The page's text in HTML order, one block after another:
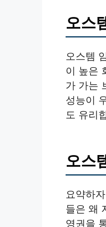
오스
오스템
이 높은
가 가는
성능이
도 유리
오스
요약하
들은 왜
영권을